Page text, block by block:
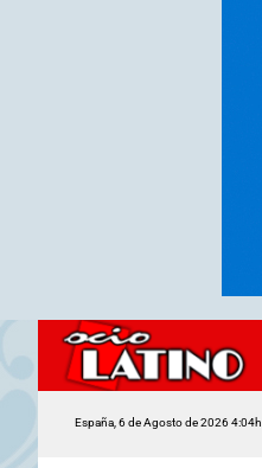
España, 6 de Agosto de 2026 4:04h